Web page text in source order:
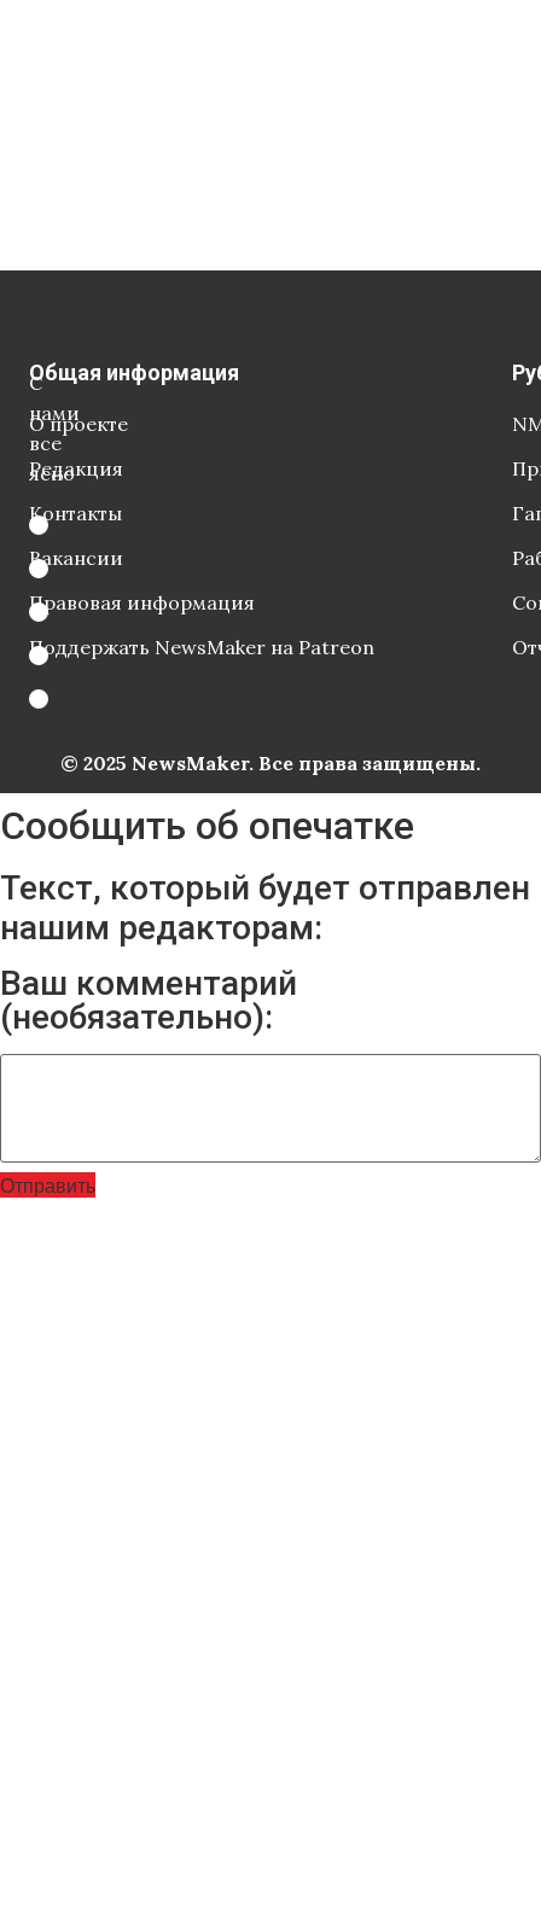
С
нами
все
ясно
Общая информация
О проекте
Редакция
Контакты
Вакансии
Правовая информация
Поддержать NewsMaker на Patreon
© 2025 NewsMaker. Все права защищены.
Сообщить об опечатке
Текст, который будет отправлен
нашим редакторам:
Ваш комментарий
(необязательно):
Отправить